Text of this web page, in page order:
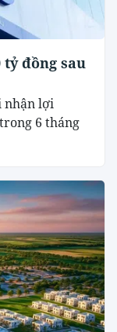
đồng sau
nhận lợi
6 tháng